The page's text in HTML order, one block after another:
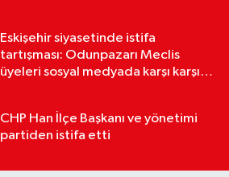
Eskişehir siyasetinde istifa
tartışması: Odunpazarı Meclis
üyeleri sosyal medyada karşı karşıya
CHP Han İlçe Başkanı ve yönetimi
partiden istifa etti